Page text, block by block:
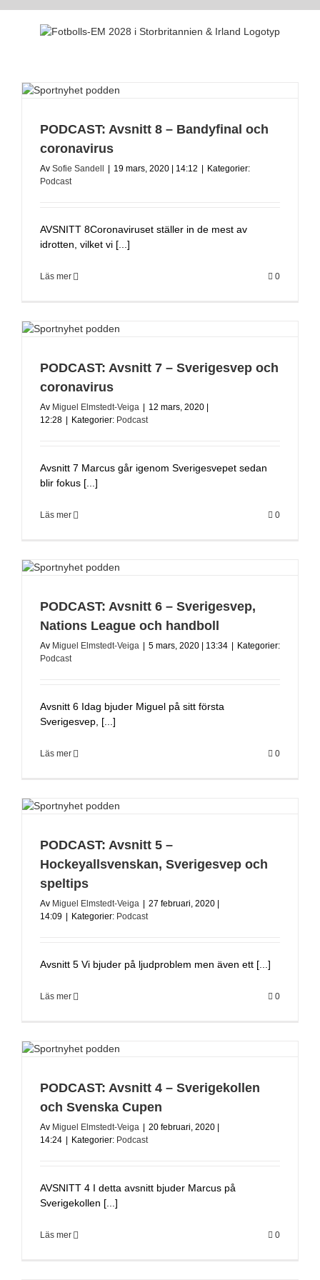
PODCAST: Avsnitt 8 – Bandyfinal och
coronavirus
Av Sofie Sandell 19 mars, 2020 | 14:12
Kategorier:
Podcast
AVSNITT 8Coronaviruset ställer in de mest av
idrotten, vilket vi [...]
Läs mer 0
PODCAST: Avsnitt 7 – Sverigesvep och
coronavirus
Av Miguel Elmstedt-Veiga
12 mars, 2020 |
12:28
Kategorier: Podcast
Avsnitt 7 Marcus går igenom Sverigesvepet sedan
blir fokus [...]
Läs mer 0
PODCAST: Avsnitt 6 – Sverigesvep,
Nations League och handboll
Av Miguel Elmstedt-Veiga 5 mars, 2020 | 13:34
Kategorier:
Podcast
Avsnitt 6 Idag bjuder Miguel på sitt första
Sverigesvep, [...]
Läs mer 0
PODCAST: Avsnitt 5 –
Hockeyallsvenskan, Sverigesvep och
speltips
Av Miguel Elmstedt-Veiga
27 februari, 2020 |
14:09
Kategorier: Podcast
Avsnitt 5 Vi bjuder på ljudproblem men även ett [...]
Läs mer 0
PODCAST: Avsnitt 4 – Sverigekollen
och Svenska Cupen
Av Miguel Elmstedt-Veiga
20 februari, 2020 |
14:24
Kategorier: Podcast
AVSNITT 4 I detta avsnitt bjuder Marcus på
Sverigekollen [...]
Läs mer 0